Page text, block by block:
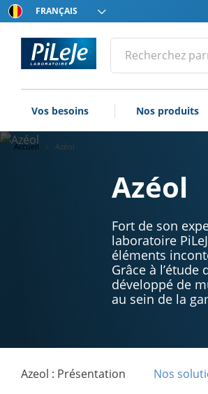
Choissisez
votre
langue
Tous
les
Laboratoire
PiLeJe
une
recherche
Vos besoins Nos produits
Accueil Azéol
Azéol
Fort de son
laboratoire
éléments
Grâce à l’étude
développé de
au sein de la
Azeol : Présentation Nos